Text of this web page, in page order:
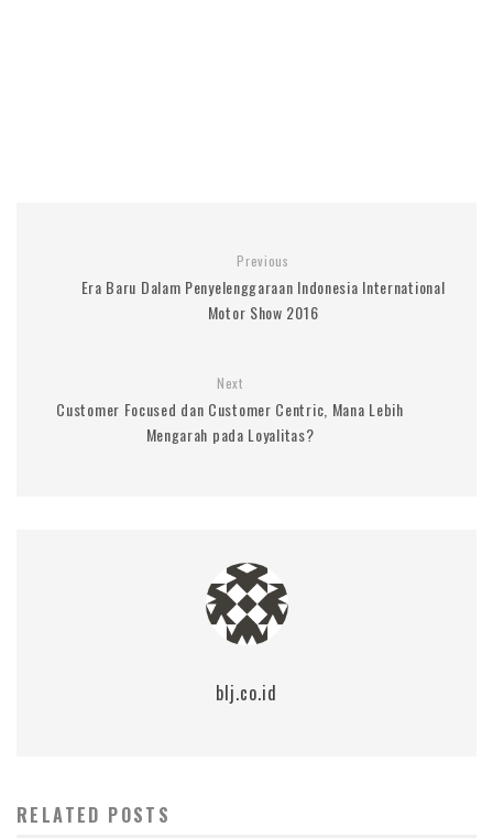
Previous
Era Baru Dalam Penyelenggaraan Indonesia International
Motor Show 2016
Next
Customer Focused dan Customer Centric, Mana Lebih
Mengarah pada Loyalitas?
blj.co.id
RELATED POSTS